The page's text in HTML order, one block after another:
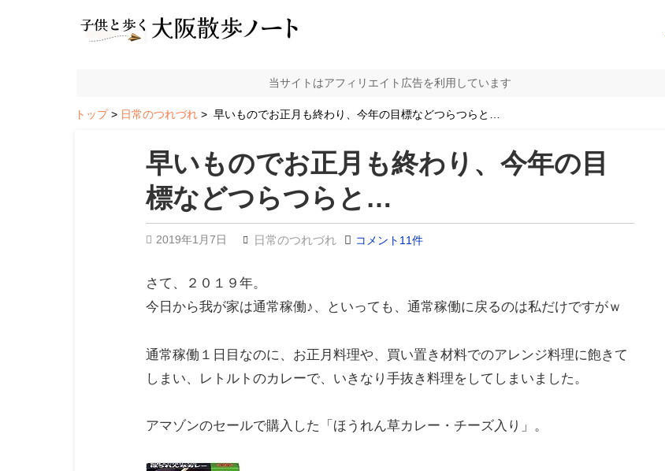
当サイトはアフィリエイト広告を利用しています
トップ 日常のつれづれ 早いものでお正月も終わり、今年の目標などつらつらと…
早いものでお正月も終わり、今年の目
標などつらつらと…
2019年1月7日 日常のつれづれ コメント11件
さて、２０１９年。
今日から我が家は通常稼働♪、といっても、通常稼働に戻るのは私だけですがｗ
通常稼働１日目なのに、お正月料理や、買い置き材料でのアレンジ料理に飽きて
しまい、レトルトのカレーで、いきなり手抜き料理をしてしまいました。
アマゾンのセールで購入した「ほうれん草カレー・チーズ入り」。